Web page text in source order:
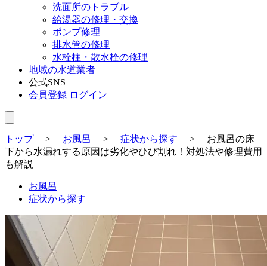
洗面所のトラブル
給湯器の修理・交換
ポンプ修理
排水管の修理
水栓柱・散水栓の修理
地域の水道業者
公式SNS
会員登録 ログイン
トップ> お風呂 > 症状から探す > お風呂の床
下から水漏れする原因は劣化やひび割れ！対処法や修理費用
も解説
お風呂
症状から探す